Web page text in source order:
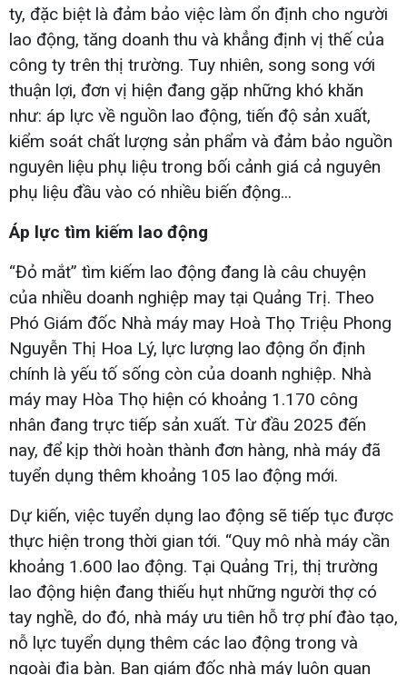
ty, đặc biệt là đảm bảo việc làm ổn định cho người
lao động, tăng doanh thu và khẳng định vị thế của
công ty trên thị trường. Tuy nhiên, song song với
thuận lợi, đơn vị hiện đang gặp những khó khăn
như: áp lực về nguồn lao động, tiến độ sản xuất,
kiểm soát chất lượng sản phẩm và đảm bảo nguồn
nguyên liệu phụ liệu trong bối cảnh giá cả nguyên
phụ liệu đầu vào có nhiều biến động...
Áp lực tìm kiếm lao động
“Đỏ mắt” tìm kiếm lao động đang là câu chuyện
của nhiều doanh nghiệp may tại Quảng Trị. Theo
Phó Giám đốc Nhà máy may Hoà Thọ Triệu Phong
Nguyễn Thị Hoa Lý, lực lượng lao động ổn định
chính là yếu tố sống còn của doanh nghiệp. Nhà
máy may Hòa Thọ hiện có khoảng 1.170 công
nhân đang trực tiếp sản xuất. Từ đầu 2025 đến
nay, để kịp thời hoàn thành đơn hàng, nhà máy đã
tuyển dụng thêm khoảng 105 lao động mới.
Dự kiến, việc tuyển dụng lao động sẽ tiếp tục được
thực hiện trong thời gian tới. “Quy mô nhà máy cần
khoảng 1.600 lao động. Tại Quảng Trị, thị trường
lao động hiện đang thiếu hụt những người thợ có
tay nghề, do đó, nhà máy ưu tiên hỗ trợ phí đào tạo,
nỗ lực tuyển dụng thêm các lao động trong và
ngoài địa bàn. Ban giám đốc nhà máy luôn quan